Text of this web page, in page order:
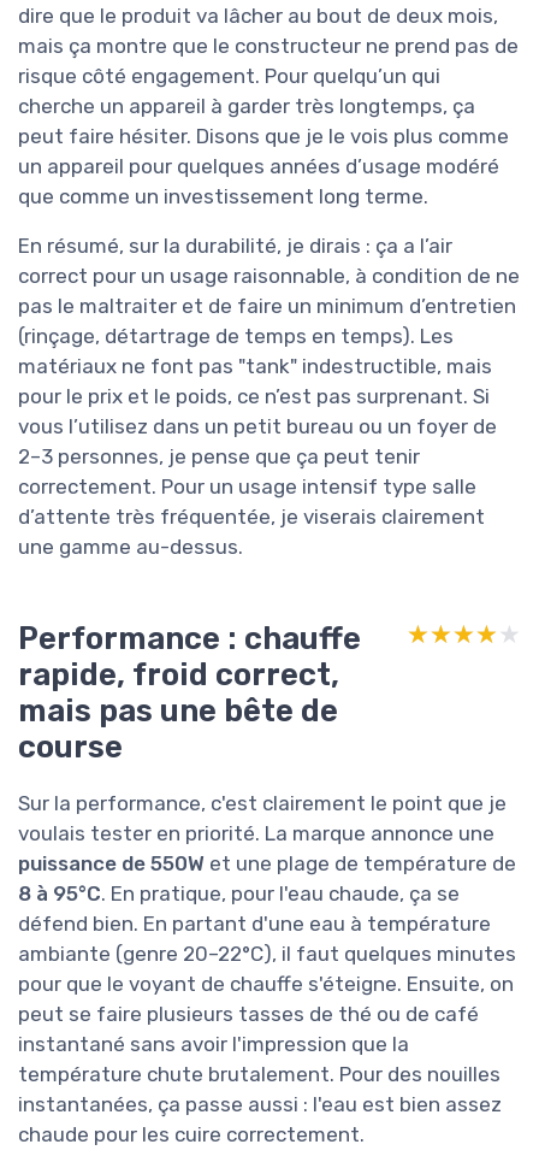
dire que le produit va lâcher au bout de deux mois,
mais ça montre que le constructeur ne prend pas de
risque côté engagement. Pour quelqu’un qui
cherche un appareil à garder très longtemps, ça
peut faire hésiter. Disons que je le vois plus comme
un appareil pour quelques années d’usage modéré
que comme un investissement long terme.
En résumé, sur la durabilité, je dirais : ça a l’air
correct pour un usage raisonnable, à condition de ne
pas le maltraiter et de faire un minimum d’entretien
(rinçage, détartrage de temps en temps). Les
matériaux ne font pas "tank" indestructible, mais
pour le prix et le poids, ce n’est pas surprenant. Si
vous l’utilisez dans un petit bureau ou un foyer de
2–3 personnes, je pense que ça peut tenir
correctement. Pour un usage intensif type salle
d’attente très fréquentée, je viserais clairement
une gamme au-dessus.
Performance : chauffe
rapide, froid correct,
mais pas une bête de
course
★★★★★
★★★★★
Sur la performance, c'est clairement le point que je
voulais tester en priorité. La marque annonce une
puissance de 550W et une plage de température de
8 à 95°C. En pratique, pour l'eau chaude, ça se
défend bien. En partant d'une eau à température
ambiante (genre 20–22°C), il faut quelques minutes
pour que le voyant de chauffe s'éteigne. Ensuite, on
peut se faire plusieurs tasses de thé ou de café
instantané sans avoir l'impression que la
température chute brutalement. Pour des nouilles
instantanées, ça passe aussi : l'eau est bien assez
chaude pour les cuire correctement.